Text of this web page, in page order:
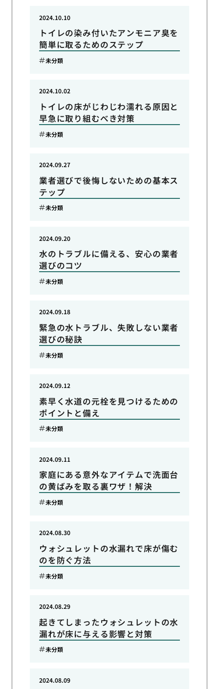
トイレの染み付いたアンモニア臭を
簡単に取るためのステップ
2024.10.10
未分類
トイレの床がじわじわ濡れる原因と
早急に取り組むべき対策
2024.10.02
未分類
業者選びで後悔しないための基本ス
テップ
2024.09.27
未分類
水のトラブルに備える、安心の業者
選びのコツ
2024.09.20
未分類
緊急の水トラブル、失敗しない業者
選びの秘訣
2024.09.18
未分類
素早く水道の元栓を見つけるための
ポイントと備え
2024.09.12
未分類
家庭にある意外なアイテムで洗面台
の黄ばみを取る裏ワザ！解決
2024.09.11
未分類
ウォシュレットの水漏れで床が傷む
のを防ぐ方法
2024.08.30
未分類
起きてしまったウォシュレットの水
漏れが床に与える影響と対策
2024.08.29
未分類
2024.08.09